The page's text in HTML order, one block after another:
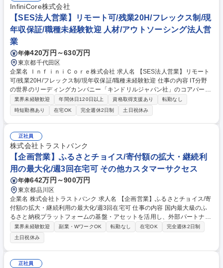
要望の社内提案 ※あくまで現時点で想定している業務例であり、状況に応
じて役割の幅や深さを一緒に設計していくフェーズとなります。 募集職種
フルリモート可！【パートナーセールス】10万社導入SaaS/顧客満足度9
9%
InfiniCore株式会社
【SES法人営業】リモート可/残業20H/フレックス制/現
年収保証/職種未経験歓迎 人材/アウトソーシング法人営
業
年俸420万円～630万円
東京都千代田区
企業名 ＩｎｆｉｎｉＣｏｒｅ株式会社 求人名 【SES法人営業】リモート
可/残業20H/フレックス制/現年収保証/職種未経験歓迎 仕事の内容 IT分野
の世界のリーディングカンパニー「キンドリルジャパン社」のコアパート
ナーの契約を取得する同社にて、SES営業をお任せします。 ☆現年収を最
低保証いたします☆ 【業務内容】■エンジニアリングサービス営業 ■ネッ
トワーク、サーバー、クラウドを含めたインテグレーション/ソリューショ
ン提案 ■提案書作成、客先予算調整/案件獲得、リソース調整、契約関連 ■
戦略協業パートナー開拓 等 【キャリアパス】各チャネルパートナーとの
関係構築後、大規模顧客案件への体制提案や予算調整に関わって頂きま
す。将来的には自社サービスプリセールスやサービス企画にも参画頂きま
す。 募集職種 【SES法人営業】リモート可/残業20H/フレックス制/現年収
保証/職種未経験歓迎
業界未経験歓迎 年間休日120日以上 資格取得支援あり
転勤なし
時短勤務あり
在宅OK 完全週休2日制 土日祝休み
正社員
株式会社トラストバンク
【企画営業】ふるさとチョイス/寄付額の拡大・継続利
用の最大化/週3回在宅可 その他カスタマーサクセス
年俸642万円～900万円
東京都品川区
企業名 株式会社トラストバンク 求人名 【企画営業】ふるさとチョイス/寄
付額の拡大・継続利用の最大化/週3回在宅可 仕事の内容 国内最大級のふ
るさと納税プラットフォームの基盤・アセットを活用し、外部パートナー
企業との提携を通じて、新たな寄付接点を創出し、地域への寄付拡大を実
現するポジションです。 【特徴】 単なる新規開拓営業ではなく、パート
ナー企業の事業戦略や顧客基盤を踏まえた提携スキームの設計、社内外を
巻き込んだ立ち上げ推進、提携後のグロース支援までを担っていただきま
す。業務提携の企画・推進と弊社PMと連携したプロジェクト進行サポー
業界未経験歓迎 副業・WワークOK 転勤なし 在宅OK
完全週休2日制
土日祝休み
正社員